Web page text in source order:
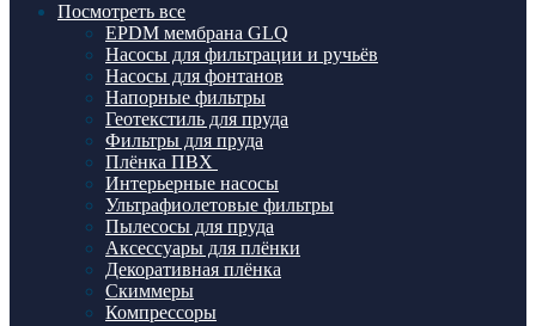
Посмотреть все
EPDM мембрана GLQ
Насосы для фильтрации и ручьёв
Насосы для фонтанов
Напорные фильтры
Геотекстиль для пруда
Фильтры для пруда
Плёнка ПВХ
Интерьерные насосы
Ультрафиолетовые фильтры
Пылесосы для пруда
Аксессуары для плёнки
Декоративная плёнка
Скиммеры
Компрессоры